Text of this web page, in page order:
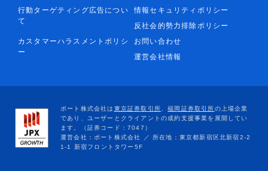
行動ターゲティング広告につい
て
情報セキュリティポリシー
反社会的勢力排除ポリシー
カスタマーハラスメントポリシ
ー
お問い合わせ
運営会社情報